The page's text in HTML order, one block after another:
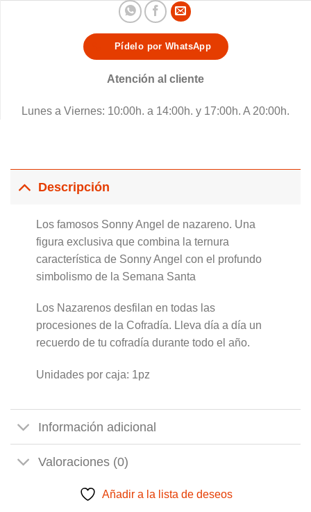
Pídelo por WhatsApp
Atención al cliente
Lunes a Viernes: 10:00h. a 14:00h. y 17:00h. A 20:00h.
Descripción
Los famosos Sonny Angel de nazareno. Una
figura exclusiva que combina la ternura
característica de Sonny Angel con el profundo
simbolismo de la Semana Santa
Los Nazarenos desfilan en todas las
procesiones de la Cofradía. Lleva día a día un
recuerdo de tu cofradía durante todo el año.
Unidades por caja: 1pz
Información adicional
Valoraciones (0)
Añadir a la lista de deseos